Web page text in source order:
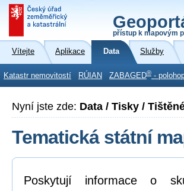
přístup k mapovým
Vítejte Aplikace Data Služby
Katastr nemovitostí RÚIAN ZABAGED® -
Nyní jste zde: Data / Tisky /
Tematická státní
Poskytují informace o